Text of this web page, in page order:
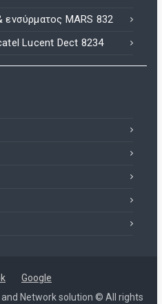
ενσύρματος MARS 832
Lucent Dect 8234
Google
Network solution © All rights